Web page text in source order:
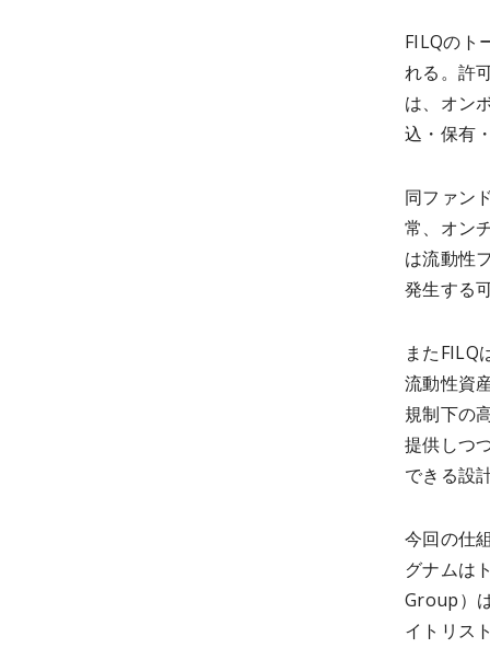
FILQのト
れる。許
は、オン
込・保有
同ファン
常、オン
は流動性
発生する
またFILQ
流動性資
規制下の
提供しつ
できる設
今回の仕
グナムは
Group）
イトリス